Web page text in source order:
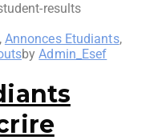
results
Annonces Etudiants,
byAdmin_Esef